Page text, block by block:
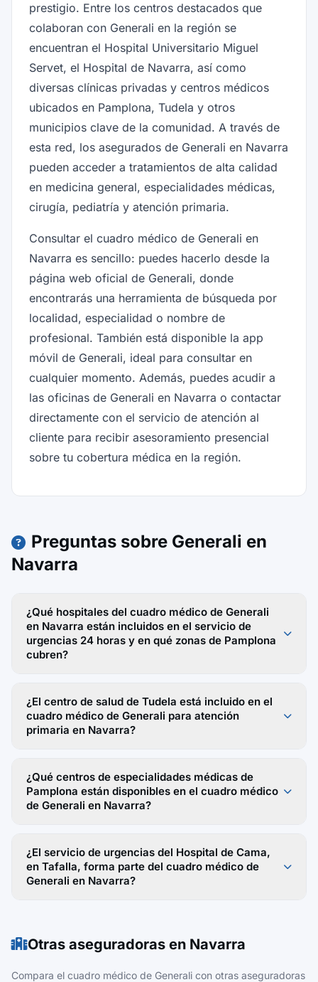
prestigio. Entre los centros destacados que
colaboran con Generali en la región se
encuentran el Hospital Universitario Miguel
Servet, el Hospital de Navarra, así como
diversas clínicas privadas y centros médicos
ubicados en Pamplona, Tudela y otros
municipios clave de la comunidad. A través de
esta red, los asegurados de Generali en Navarra
pueden acceder a tratamientos de alta calidad
en medicina general, especialidades médicas,
cirugía, pediatría y atención primaria.
Consultar el cuadro médico de Generali en
Navarra es sencillo: puedes hacerlo desde la
página web oficial de Generali, donde
encontrarás una herramienta de búsqueda por
localidad, especialidad o nombre de
profesional. También está disponible la app
móvil de Generali, ideal para consultar en
cualquier momento. Además, puedes acudir a
las oficinas de Generali en Navarra o contactar
directamente con el servicio de atención al
cliente para recibir asesoramiento presencial
sobre tu cobertura médica en la región.
Preguntas sobre Generali en
Navarra
¿Qué hospitales del cuadro médico de Generali
en Navarra están incluidos en el servicio de
urgencias 24 horas y en qué zonas de Pamplona
cubren?
¿El centro de salud de Tudela está incluido en el
cuadro médico de Generali para atención
primaria en Navarra?
¿Qué centros de especialidades médicas de
Pamplona están disponibles en el cuadro médico
de Generali en Navarra?
¿El servicio de urgencias del Hospital de Cama,
en Tafalla, forma parte del cuadro médico de
Generali en Navarra?
Otras aseguradoras en Navarra
Compara el cuadro médico de Generali con otras aseguradoras